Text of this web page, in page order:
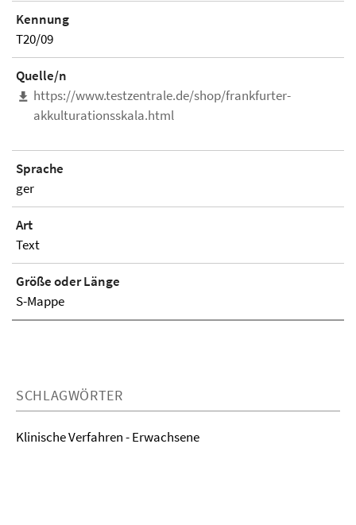
Kennung
T20/09
Quelle/n
https://www.testzentrale.de/shop/frankfurter-
akkulturationsskala.html
Sprache
ger
Art
Text
Größe oder Länge
S-Mappe
SCHLAGWÖRTER
Klinische Verfahren - Erwachsene